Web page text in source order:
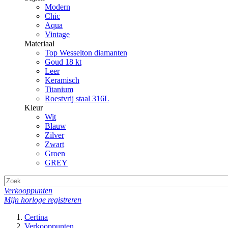
Modern
Chic
Aqua
Vintage
Materiaal
Top Wesselton diamanten
Goud 18 kt
Leer
Keramisch
Titanium
Roestvrij staal 316L
Kleur
Wit
Blauw
Zilver
Zwart
Groen
GREY
Verkooppunten
Mijn horloge registreren
Certina
Verkooppunten